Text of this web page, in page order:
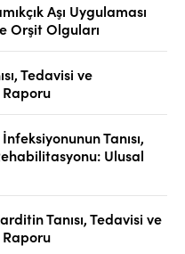
Aşı Uygulaması
Orşit Olguları
Tedavisi ve
Raporu
Tanısı,
Ulusal
Tanısı, Tedavisi ve
Raporu